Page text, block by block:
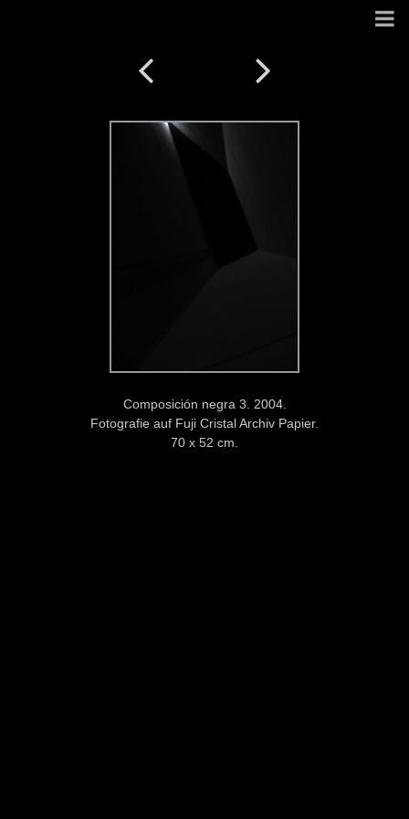
Composición negra 3. 2004.
Fotografie auf Fuji Cristal Archiv Papier.
70 x 52 cm.